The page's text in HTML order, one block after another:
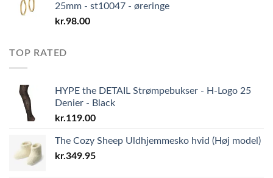
25mm - st10047 - øreringe
kr.98.00
TOP RATED
HYPE the DETAIL Strømpebukser - H-Logo 25
Denier - Black
kr.119.00
The Cozy Sheep Uldhjemmesko hvid (Høj model)
kr.349.95